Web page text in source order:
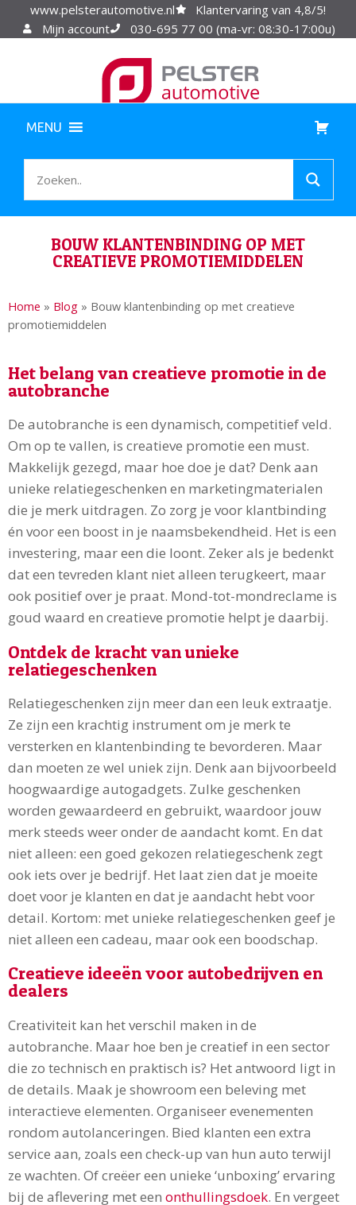
www.pelsterautomotive.nl
Klantervaring van 4,8/5!
Mijn account
030-695 77 00 (ma-vr: 08:30-17:00u)
MENU
BOUW KLANTENBINDING OP MET
CREATIEVE PROMOTIEMIDDELEN
Home » Blog » Bouw klantenbinding op met creatieve
promotiemiddelen
Het belang van creatieve promotie in de
autobranche
De autobranche is een dynamisch, competitief veld.
Om op te vallen, is creatieve promotie een must.
Makkelijk gezegd, maar hoe doe je dat? Denk aan
unieke relatiegeschenken en marketingmaterialen
die je merk uitdragen. Zo zorg je voor klantbinding
én voor een boost in je naamsbekendheid. Het is een
investering, maar een die loont. Zeker als je bedenkt
dat een tevreden klant niet alleen terugkeert, maar
ook positief over je praat. Mond-tot-mondreclame is
goud waard en creatieve promotie helpt je daarbij.
Ontdek de kracht van unieke
relatiegeschenken
Relatiegeschenken zijn meer dan een leuk extraatje.
Ze zijn een krachtig instrument om je merk te
versterken en klantenbinding te bevorderen. Maar
dan moeten ze wel uniek zijn. Denk aan bijvoorbeeld
hoogwaardige autogadgets. Zulke geschenken
worden gewaardeerd en gebruikt, waardoor jouw
merk steeds weer onder de aandacht komt. En dat
niet alleen: een goed gekozen relatiegeschenk zegt
ook iets over je bedrijf. Het laat zien dat je moeite
doet voor je klanten en dat je aandacht hebt voor
detail. Kortom: met unieke relatiegeschenken geef je
niet alleen een cadeau, maar ook een boodschap.
Creatieve ideeën voor autobedrijven en
dealers
Creativiteit kan het verschil maken in de
autobranche. Maar hoe ben je creatief in een sector
die zo technisch en praktisch is? Het antwoord ligt in
de details. Maak je showroom een beleving met
interactieve elementen. Organiseer evenementen
rondom autolanceringen. Bied klanten een extra
service aan, zoals een check-up van hun auto terwijl
ze wachten. Of creëer een unieke ‘unboxing’ ervaring
bij de aflevering met een onthullingsdoek. En vergeet